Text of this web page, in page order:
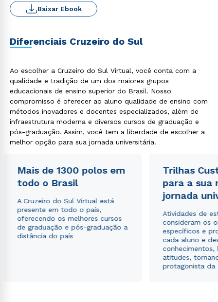
Baixar Ebook
Diferenciais Cruzeiro do Sul
Ao escolher a Cruzeiro do Sul Virtual, você conta com a
qualidade e tradição de um dos maiores grupos
educacionais de ensino superior do Brasil. Nosso
compromisso é oferecer ao aluno qualidade de ensino com
métodos inovadores e docentes especializados, além de
infraestrutura moderna e diversos cursos de graduação e
pós-graduação. Assim, você tem a liberdade de escolher a
melhor opção para sua jornada universitária.
Mais de 1300 polos em
todo o Brasil
A Cruzeiro do Sul Virtual está
presente em todo o país,
oferecendo os melhores cursos
de graduação e pós-graduação a
distância do país
Trilhas
para a sua
jornada
Atividades de
consideram os
específicos e
cada aluno e
conhecimentos,
atitudes,
protagonista da